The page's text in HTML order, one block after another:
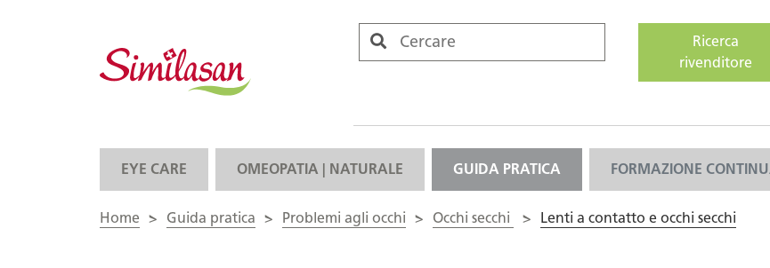
Ricerca
rivenditore
EYE CARE OMEOPATIA | NATURALE GUIDA PRATICA FORMAZIONE
Home > Guida pratica > Problemi agli occhi > Occhi secchi > Lenti a contatto e occhi secchi